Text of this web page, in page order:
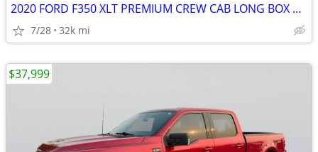
2020 FORD F350 XLT PREMIUM CREW CAB LONG BOX 7.3 GAS 10SPD #520107
7/28 32k mi
$37,999